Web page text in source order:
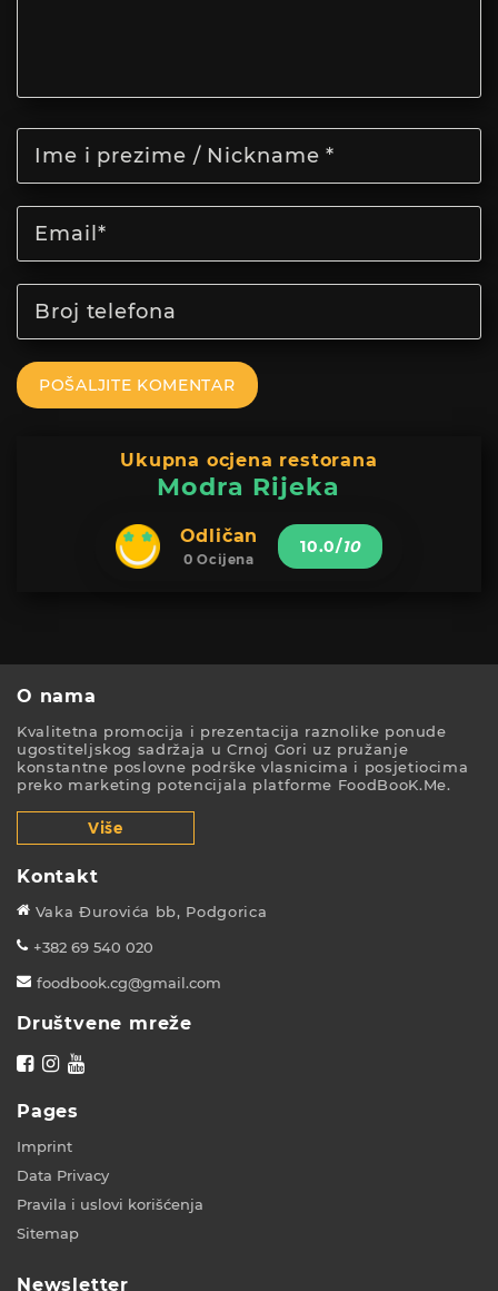
POŠALJITE KOMENTAR
Ukupna ocjena restorana
Modra Rijeka
Odličan
0 Ocijena
10.0/10
O nama
Kvalitetna promocija i prezentacija raznolike ponude
ugostiteljskog sadržaja u Crnoj Gori uz pružanje
konstantne poslovne podrške vlasnicima i posjetiocima
preko marketing potencijala platforme FoodBooK.Me.
Više
Kontakt
Vaka Đurovića bb, Podgorica
+382 69 540 020
foodbook.cg@gmail.com
Društvene mreže
Pages
Imprint
Data Privacy
Pravila i uslovi korišćenja
Sitemap
Newsletter